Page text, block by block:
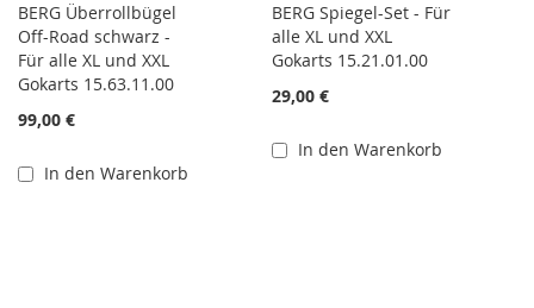
BERG Überrollbügel
Off-Road schwarz -
Für alle XL und XXL
Gokarts 15.63.11.00
99,00 €
In den Warenkorb
BERG Spiegel-Set - Für
alle XL und XXL
Gokarts 15.21.01.00
29,00 €
In den Warenkorb